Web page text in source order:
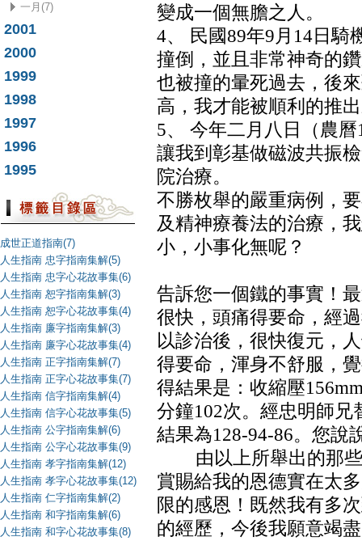
一月(7)
2001
2000
1999
1998
1997
1996
1995
成世正道指南(7)
人生指南 忠字指南集解(5)
人生指南 忠字心花故事集(6)
人生指南 恕字指南集解(3)
人生指南 恕字心花故事集(4)
人生指南 廉字指南集解(3)
人生指南 廉字心花故事集(4)
人生指南 正字指南集解(7)
人生指南 正字心花故事集(7)
人生指南 信字指南集解(4)
人生指南 信字心花故事集(5)
人生指南 公字指南集解(6)
人生指南 公字心花故事集(9)
人生指南 孝字指南集解(12)
人生指南 孝字心花故事集(12)
人生指南 仁字指南集解(2)
人生指南 和字指南集解(6)
人生指南 和字心花故事集(8)
變成一個無膽之人。
4、 民國89年9月14日騎
撞倒，並且非常神奇的
也被撞的暈死過去，後
高，我才能被順利的推
5、 今年二月八日（農
讓我到彰基做磁波共振
院治療。
不勝枚舉的嚴重病例，
及精神療養法的治療，
小，小事化無呢？
告訴您一個鐵的事實！
很快，頭痛得要命，經
以診治後，很快復元，
得要命，渾身不舒服，
得結果是：收縮壓
分鐘102次。經忠明師兄
結果為128-94-86。您說
由以上所舉出的那些
賞賜給我的恩德實在太
限的感恩！既然我有多
的經歷，今後我願意竭